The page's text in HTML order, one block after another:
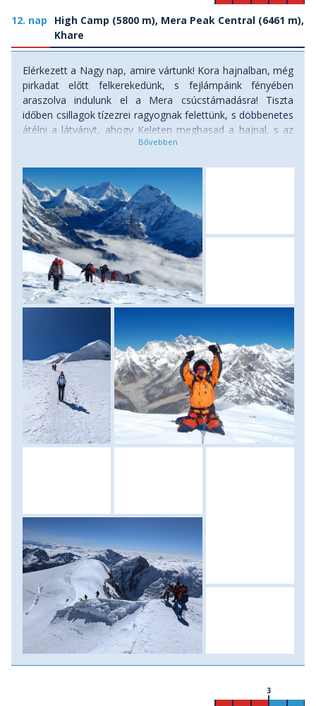
12. nap
High Camp (5800 m), Mera Peak Central (6461 m),
Khare
Elérkezett a Nagy nap, amire vártunk! Kora hajnalban, még
pirkadat előtt felkerekedünk, s fejlámpáink fényében
araszolva indulunk el a Mera csúcstámadásra! Tiszta
időben csillagok tízezrei ragyognak felettünk, s döbbenetes
átélni a látványt, ahogy Keleten meghasad a hajnal, s az
előbukkanó Nap fénye narancsszínűvé fest körös-körül
gleccserhasadékok végett itt is összekötve haladunk.
Mintegy 4-5 órás kapaszkodás után érünk el a központi
csúcs előtti nyeregbe, ahonnan egy meredek hólejtőn,
esetlegesen a kiépített fix kötelek segítségével tudunk
felkapaszkodni 6461 méteres magasságba, a központi
csúcsra. Fent vagyunk a csúcson! Megcsináltuk! Itt az
eddigieknél is döbbenetesebb, lélegzetelállító panoráma
fogad, a Himalája egyik – ha nem legszebb látványát
élvezhetjük: a világ hat legmagasabb hegycsúcsából öt ott
magasodik előttünk! Középen, szemben az Everest (8850
kissé távolabb, balra a Cho Oyu (8201 m), míg messzi
Keleten a Kangchenjunga (8586 m) emelkedik. A
csúcsfotók elkészülte után megkezdjük az
ereszkedésünket. A táborba visszatérve segítőink meleg
ebéddel várnak, majd pakolás és erőgyűjtés után folytatjuk
ereszkedésünket a Khare-ba. Szállás: menedékház, ellátás:
reggeli, ebéd. (menetidő: 6 óra a csúcsig, 2-3 óra vissza a
High Camp-be, 2-3 óra vissza Khare-ig, szint: 661 méter
3